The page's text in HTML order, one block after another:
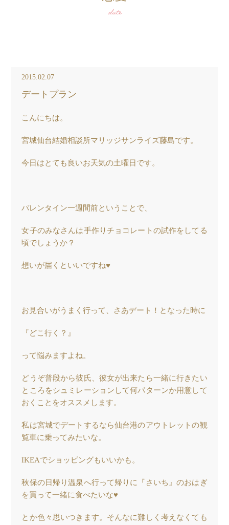
date
2015.02.07
デートプラン
こんにちは。
宮城仙台結婚相談所マリッジサンライズ藤島です。
今日はとても良いお天気の土曜日です。
バレンタイン一週間前ということで、
女子のみなさんは手作りチョコレートの試作をしてる
頃でしょうか？
想いが届くといいですね♥️
お見合いがうまく行って、さあデート！となった時に
『どこ行く？』
って悩みますよね。
どうぞ普段から彼氏、彼女が出来たら一緒に行きたい
ところをシュミレーションして何パターンか用意して
おくことをオススメします。
私は宮城でデートするなら仙台港のアウトレットの観
覧車に乗ってみたいな。
IKEAでショッピングもいいかも。
秋保の日帰り温泉へ行って帰りに『さいち』のおはぎ
を買って一緒に食べたいな♥️
とか色々思いつきます。そんなに難しく考えなくても